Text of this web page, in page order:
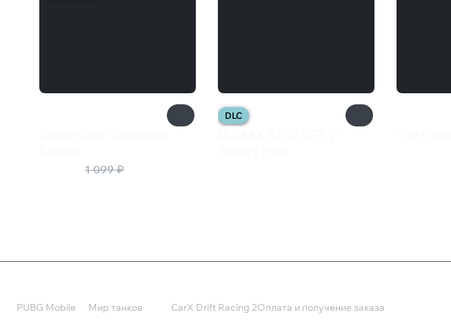
1 099 ₽
DLC
PUBG Mobile
Мир танков
CarX Drift Racing 2Оплата и получение заказа